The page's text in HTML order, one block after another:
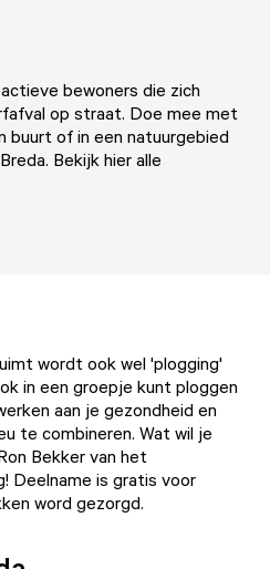
bewoners die zich
op straat. Doe mee met
buurt of in een natuurgebied
Bekijk hier alle
wordt ook wel 'plogging'
in een groepje kunt ploggen
aan je gezondheid en
te combineren. Wat wil je
Bekker van het
Deelname is gratis voor
word gezorgd.